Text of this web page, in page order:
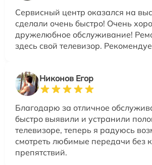
Сервисный центр оказался на
сделали очень быстро! Очень
дружелюбное обслуживание!
здесь свой телевизор.
Никонов Егор
Благодарю за отличное
быстро выявили и устранили
телевизоре, теперь я радуюсь
смотреть любимые передачи без
препятствий.